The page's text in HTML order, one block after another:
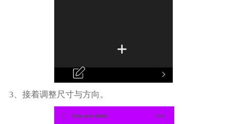
3、接着调整尺寸与方向。